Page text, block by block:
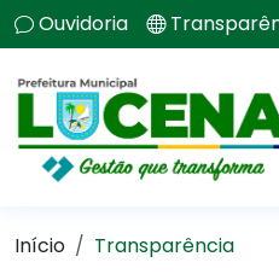
Ouvidoria
Início Transparência